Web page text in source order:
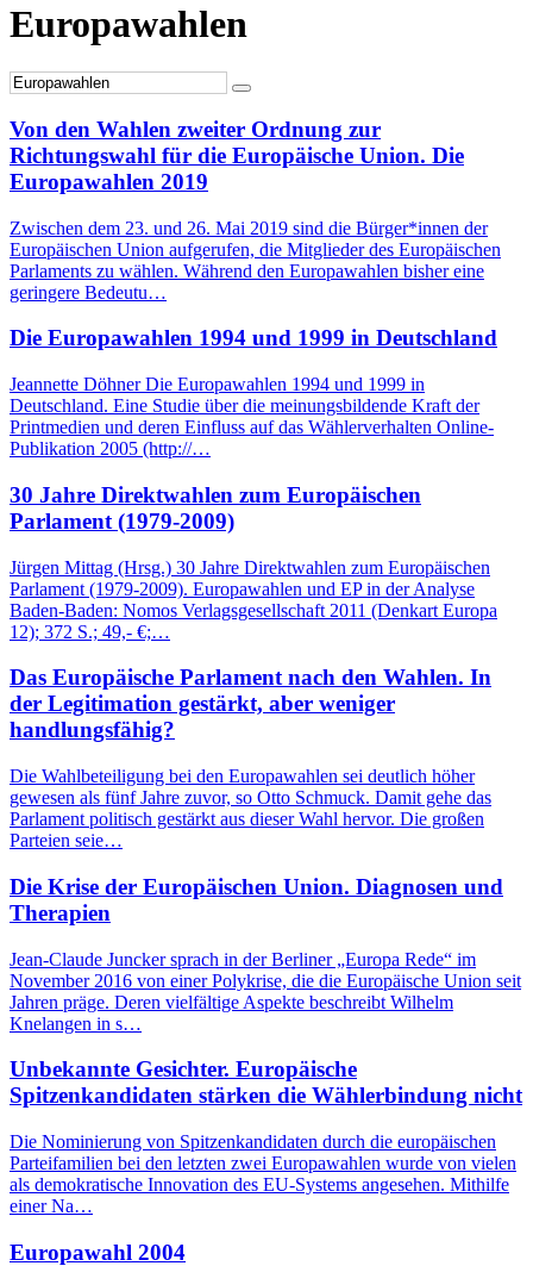
Europawahlen
Von den Wahlen zweiter Ordnung zur
Richtungswahl für die Europäische Union. Die
Europawahlen 2019
Zwischen dem 23. und 26. Mai 2019 sind die Bürger*innen der
Europäischen Union aufgerufen, die Mitglieder des Europäischen
Parlaments zu wählen. Während den Europawahlen bisher eine
geringere Bedeutu…
Die Europawahlen 1994 und 1999 in Deutschland
Jeannette Döhner Die Europawahlen 1994 und 1999 in
Deutschland. Eine Studie über die meinungsbildende Kraft der
Printmedien und deren Einfluss auf das Wählerverhalten Online-
Publikation 2005 (http://…
30 Jahre Direktwahlen zum Europäischen
Parlament (1979-2009)
Jürgen Mittag (Hrsg.) 30 Jahre Direktwahlen zum Europäischen
Parlament (1979-2009). Europawahlen und EP in der Analyse
Baden-Baden: Nomos Verlagsgesellschaft 2011 (Denkart Europa
12); 372 S.; 49,- €;…
Das Europäische Parlament nach den Wahlen. In
der Legitimation gestärkt, aber weniger
handlungsfähig?
Die Wahlbeteiligung bei den Europawahlen sei deutlich höher
gewesen als fünf Jahre zuvor, so Otto Schmuck. Damit gehe das
Parlament politisch gestärkt aus dieser Wahl hervor. Die großen
Parteien seie…
Die Krise der Europäischen Union. Diagnosen und
Therapien
Jean-Claude Juncker sprach in der Berliner „Europa Rede“ im
November 2016 von einer Polykrise, die die Europäische Union seit
Jahren präge. Deren vielfältige Aspekte beschreibt Wilhelm
Knelangen in s…
Unbekannte Gesichter. Europäische
Spitzenkandidaten stärken die Wählerbindung nicht
Die Nominierung von Spitzenkandidaten durch die europäischen
Parteifamilien bei den letzten zwei Europawahlen wurde von vielen
als demokratische Innovation des EU-Systems angesehen. Mithilfe
einer Na…
Europawahl 2004